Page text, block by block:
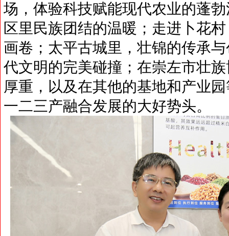
场，体验科技赋能现代农业的蓬
区里民族团结的温暖；走进卜花
画卷；太平古城里，壮锦的传承
代文明的完美碰撞；在崇左市壮
厚重，以及在其他的基地和产业
一二三产融合发展的大好势头。